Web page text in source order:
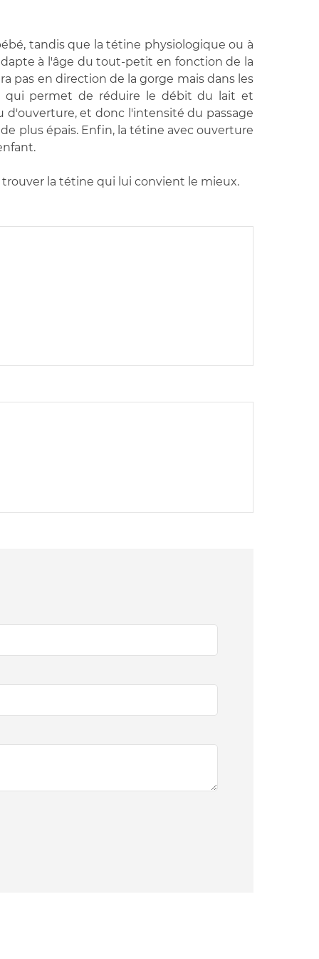
tandis que la tétine physiologique ou à
à l'âge du tout-petit en fonction de la
pas en direction de la gorge mais dans les
qui permet de réduire le débit du lait et
d'ouverture, et donc l'intensité du passage
plus épais. Enfin, la tétine avec ouverture
la tétine qui lui convient le mieux.